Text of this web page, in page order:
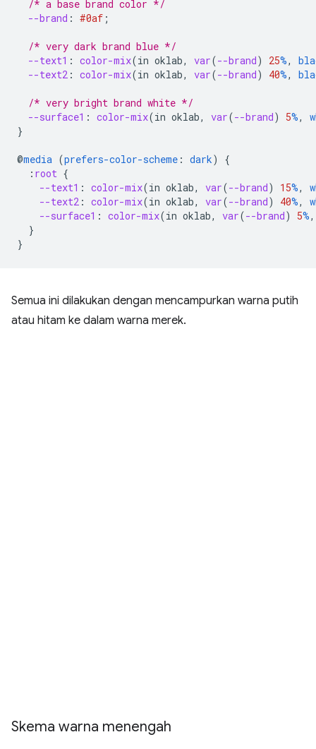
/* a base brand color */
--brand : #0af ;
/* very dark brand blue */
--text1 : color-mix(in oklab, var(--brand) 25%,
--text2 : color-mix(in oklab, var(--brand) 40%,
/* very bright brand white */
--surface1 : color-mix(in oklab, var(--brand) 5%,
}
@media (prefers-color-scheme : dark)
{
: root {
--text1 : color-mix(in oklab, var(--brand) 15%,
--text2 : color-mix(in oklab, var(--brand) 40%,
--surface1 : color-mix(in oklab, var(--brand) 5%,
}
}
Semua ini dilakukan dengan mencampurkan warna putih
atau hitam ke dalam warna merek.
Skema warna menengah